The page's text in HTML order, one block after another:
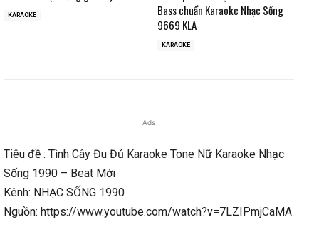
KARAOKE
Bass chuẩn Karaoke Nhạc Sống
9669 KLA
KARAOKE
Ads
Tiêu đề : Tình Cây Đu Đủ Karaoke Tone Nữ Karaoke Nhạc
Sống 1990 – Beat Mới
Kênh: NHẠC SỐNG 1990
Nguồn: https://www.youtube.com/watch?v=7LZIPmjCaMA